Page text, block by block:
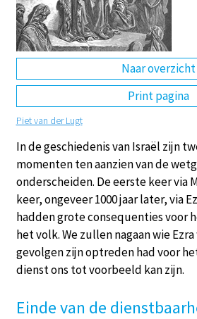
Naar overzicht
Print pagina
Piet van der Lugt
In de geschiedenis van Israël zijn
momenten ten aanzien van de
onderscheiden. De eerste keer via
keer, ongeveer 1000 jaar later, via
hadden grote consequenties voor
het volk. We zullen nagaan wie
gevolgen zijn optreden had voor
dienst ons tot voorbeeld kan zijn.
Einde van de
DE EN